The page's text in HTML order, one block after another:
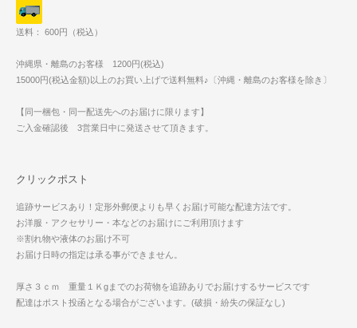
送料： 600円（税込）
沖縄県・離島のお客様 1200円(税込)
15000円(税込金額)以上のお買い上げで送料無料♪〔沖縄・離島のお客様を除き〕
【同一梱包・同一配送先へのお届けに限ります】
ご入金確認後 3営業日中に発送させて頂きます。
クリックポスト
追跡サービスあり！定形外郵便よりも早くお届け可能な配達方法です。
お洋服・アクセサリー・本などのお届けにご利用頂けます
※割れ物や液体のお届け不可
お届け日時の指定は承る事ができません。
厚さ３ｃｍ 重量１Ｋgまでのお荷物を追跡ありでお届けするサービスです
配達はポスト投函となる場合がございます。(破損・紛失の保証なし)